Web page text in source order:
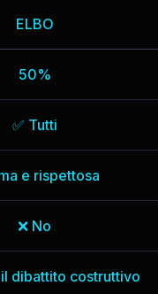
ELBO
50%
✅ Tutti
e rispettosa
❌ No
dibattito costruttivo